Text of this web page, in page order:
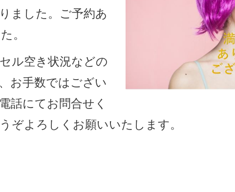
ました。ご予約あ
。
ル空き状況などの
お手数ではござい
話にてお問合せく
ぞよろしくお願いいたします。